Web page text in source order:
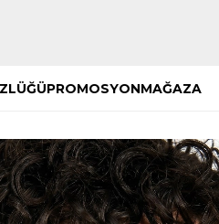
PROMOSYONMAĞAZA